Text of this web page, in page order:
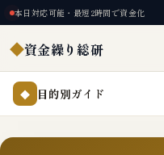
本日対応可能・最短2時間で資金化
◆資金繰り総研
◆ 目的別ガイド